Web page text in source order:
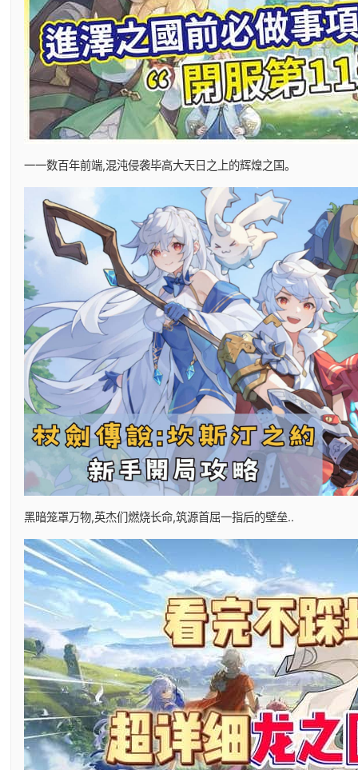
一一数百年前端,混沌侵袭毕高大天日之上的辉煌之国。
黑暗笼罩万物,英杰们燃烧长命,筑源首屈一指后的壁垒..